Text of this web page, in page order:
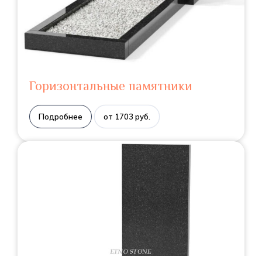
Горизонтальные памятники
Подробнее от 1703 руб.